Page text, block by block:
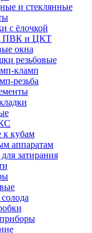
и стеклянные
с ёлочкой
ПВК и ЦКТ
окна
резьбовые
кламп
резьба
кубам
аппаратам
затирания